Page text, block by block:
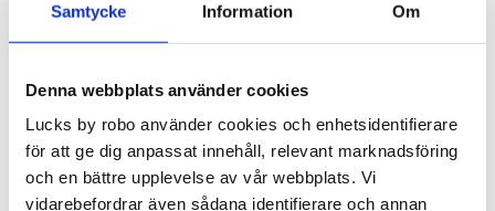
Samtycke Information Om
Denna webbplats använder cookies
Lucks by robo använder cookies och enhetsidentifierare
för att ge dig anpassat innehåll, relevant marknadsföring
och en bättre upplevelse av vår webbplats. Vi
vidarebefordrar även sådana identifierare och annan
Fanér lucka med grepplist som passar till IKEAs
Val av faner
Du kan välja i mellan:
- White Ash